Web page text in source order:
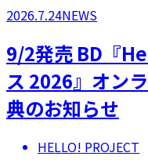
2026.7.24NEWS
9/2発売 BD『
ス 2026』オン
典のお知らせ
HELLO! PROJECT